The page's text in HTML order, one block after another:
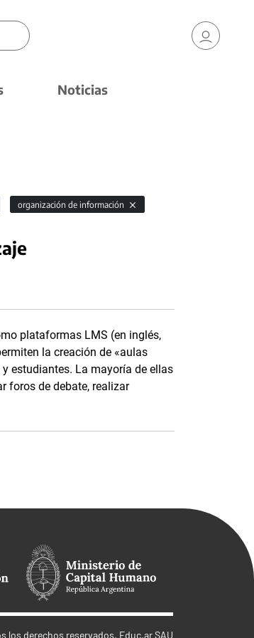
Noticias
organización de información
plataformas LMS (en inglés,
la creación de «aulas
estudiantes. La mayoría de ellas
foros de debate, realizar
los derechos reservados. Educ.ar SAU